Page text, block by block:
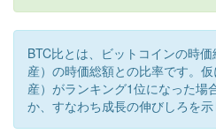
BTC比とは、ビットコインの時
産）の時価総額との比率です。
産）がランキング1位になった場
か、すなわち成長の伸びしろを示